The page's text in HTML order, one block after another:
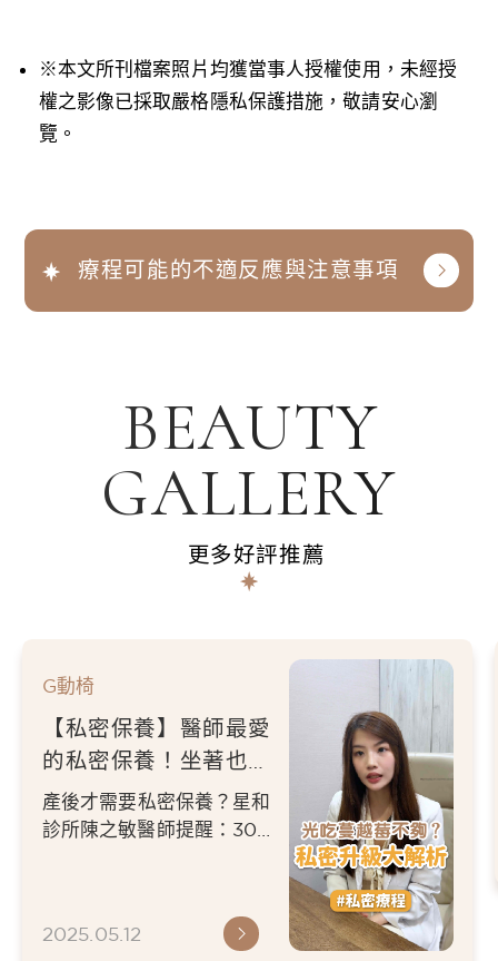
※本文所刊檔案照片均獲當事人授權使用，未經授
權之影像已採取嚴格隱私保護措施，敬請安心瀏
覽。
療程可能的不適反應與注意事項
BEAUTY
GALLERY
更多好評推薦
G動椅
【私密保養】醫師最愛
的私密保養！坐著也能
變緊實 ft. 星和診所-
陳之敏醫師
產後才需要私密保養？星和
診所陳之敏醫師提醒：30
2025.05.12